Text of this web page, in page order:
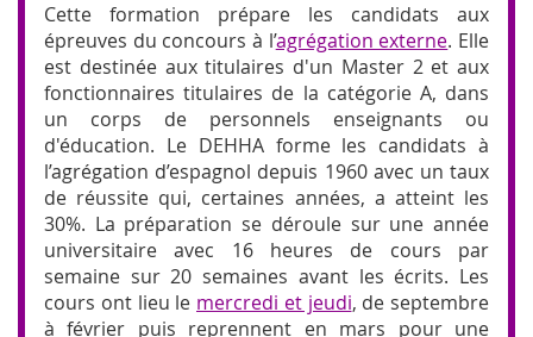
Cette formation prépare les candidats aux
épreuves du concours à l’agrégation externe. Elle
est destinée aux titulaires d'un Master 2 et aux
fonctionnaires titulaires de la catégorie A, dans
un corps de personnels enseignants ou
d'éducation. Le DEHHA forme les candidats à
l’agrégation d’espagnol depuis 1960 avec un taux
de réussite qui, certaines années, a atteint les
30%. La préparation se déroule sur une année
universitaire avec 16 heures de cours par
semaine sur 20 semaines avant les écrits. Les
cours ont lieu le mercredi et jeudi, de septembre
à février puis reprennent en mars pour une